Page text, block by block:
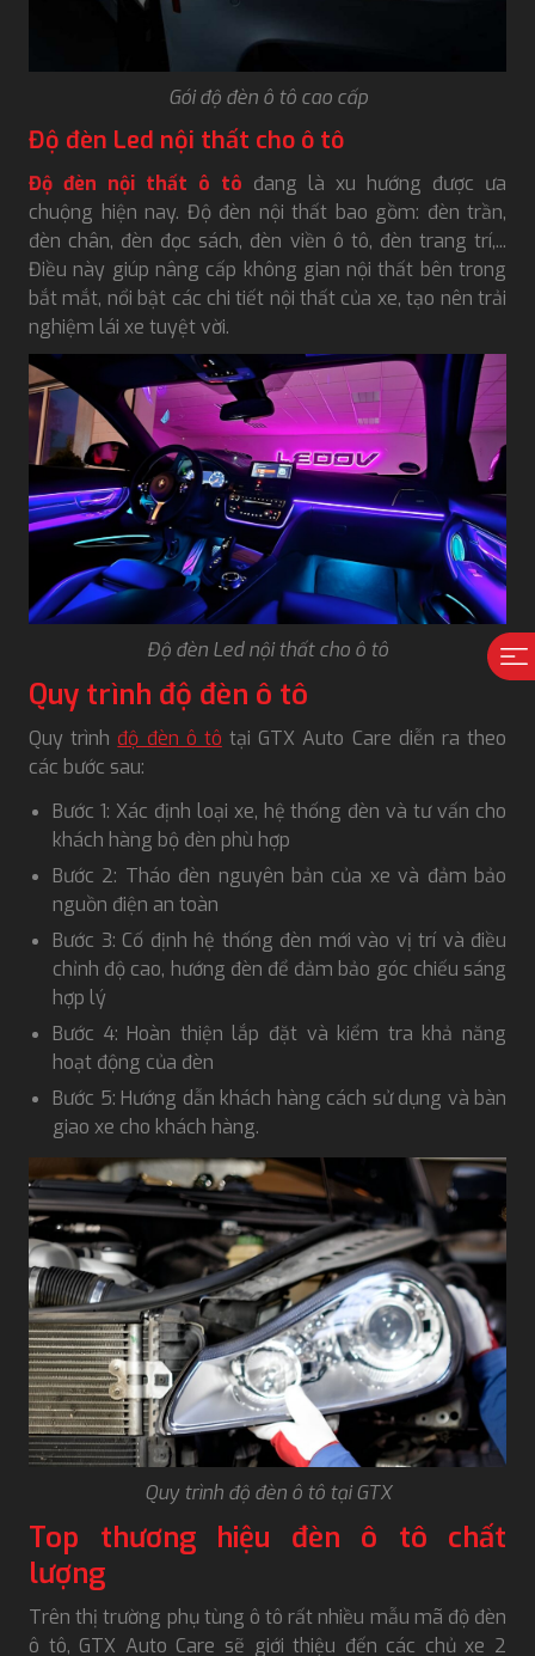
Gói độ đèn ô tô cao cấp
Độ đèn Led nội thất cho ô tô
Độ đèn nội thất ô tô đang là xu hướng được ưa
chuộng hiện nay. Độ đèn nội thất bao gồm: đèn trần,
đèn chân, đèn đọc sách, đèn viền ô tô, đèn trang trí,...
Điều này giúp nâng cấp không gian nội thất bên trong
bắt mắt, nổi bật các chi tiết nội thất của xe, tạo nên trải
nghiệm lái xe tuyệt vời.
Độ đèn Led nội thất cho ô tô
Quy trình độ đèn ô tô
Quy trình độ đèn ô tô tại GTX Auto Care diễn ra theo
các bước sau:
Bước 1: Xác định loại xe, hệ thống đèn và tư vấn cho
khách hàng bộ đèn phù hợp
Bước 2: Tháo đèn nguyên bản của xe và đảm bảo
nguồn điện an toàn
Bước 3: Cố định hệ thống đèn mới vào vị trí và điều
chỉnh độ cao, hướng đèn để đảm bảo góc chiếu sáng
hợp lý
Bước 4: Hoàn thiện lắp đặt và kiểm tra khả năng
hoạt động của đèn
Bước 5: Hướng dẫn khách hàng cách sử dụng và bàn
giao xe cho khách hàng.
Quy trình độ đèn ô tô tại GTX
Top thương hiệu đèn ô tô chất
lượng
Trên thị trường phụ tùng ô tô rất nhiều mẫu mã độ đèn
ô tô, GTX Auto Care sẽ giới thiệu đến các chủ xe 2